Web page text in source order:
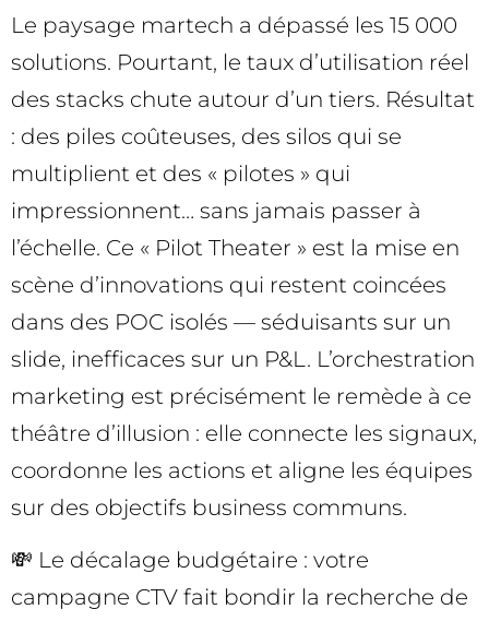
Le paysage martech a dépassé les 15 000
solutions. Pourtant, le taux d’utilisation réel
des stacks chute autour d’un tiers. Résultat
: des piles coûteuses, des silos qui se
multiplient et des « pilotes » qui
impressionnent… sans jamais passer à
l’échelle. Ce « Pilot Theater » est la mise en
scène d’innovations qui restent coincées
dans des POC isolés — séduisants sur un
slide, inefficaces sur un P&L. L’orchestration
marketing est précisément le remède à ce
théâtre d’illusion : elle connecte les signaux,
coordonne les actions et aligne les équipes
sur des objectifs business communs.
💸 Le décalage budgétaire : votre
campagne CTV fait bondir la recherche de